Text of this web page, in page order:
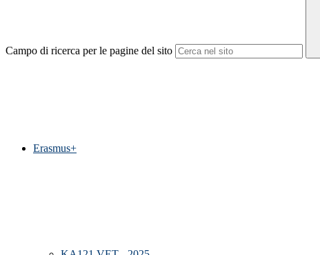
Campo di ricerca per le pagine del sito
Erasmus+